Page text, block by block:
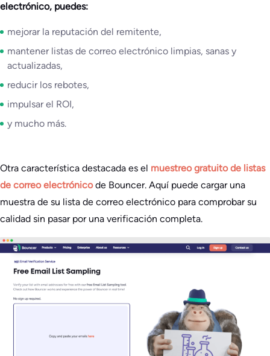
electrónico, puedes:
mejorar la reputación del remitente,
mantener listas de correo electrónico limpias, sanas y
actualizadas,
reducir los rebotes,
impulsar el ROI,
y mucho más.
Otra característica destacada es el muestreo gratuito de listas
de correo electrónicode Bouncer. Aquí puede cargar una
muestra de su lista de correo electrónico para comprobar su
calidad sin pasar por una verificación completa.